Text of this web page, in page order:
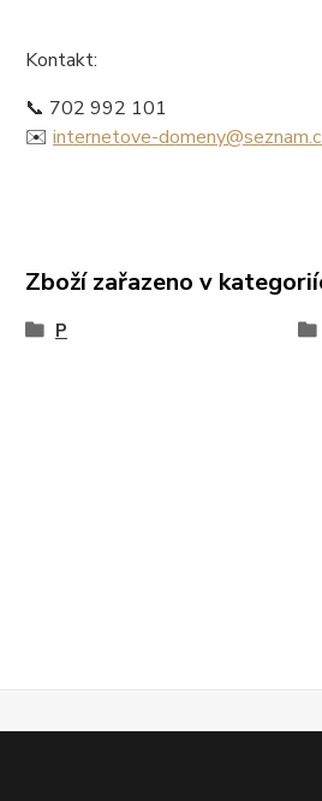
Kontakt:
📞 702 992 101
✉️ internetove-
Zboží zařazeno v
P